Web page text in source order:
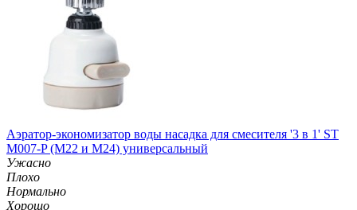
Аэратор-экономизатор воды насадка для смесителя '3 в 1' ST
M007-P (М22 и M24) универсальный
Ужасно
Плохо
Нормально
Хорошо